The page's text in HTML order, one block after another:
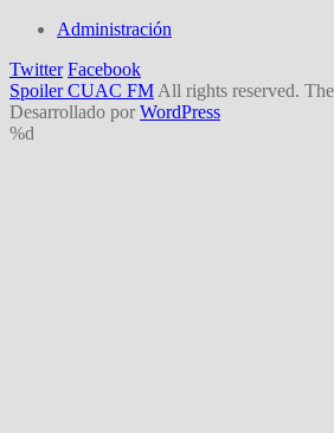
Administración
Twitter Facebook
Spoiler CUAC FM All rights reserved.
Desarrollado por WordPress
%d